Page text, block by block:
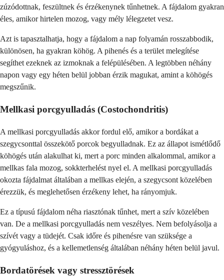
zúzódottnak, feszültnek és érzékenynek tűnhetnek. A fájdalom gyakran
éles, amikor hirtelen mozog, vagy mély lélegzetet vesz.
Azt is tapasztalhatja, hogy a fájdalom a nap folyamán rosszabbodik,
különösen, ha gyakran köhög. A pihenés és a terület melegítése
segíthet ezeknek az izmoknak a felépülésében. A legtöbben néhány
napon vagy egy héten belül jobban érzik magukat, amint a köhögés
megszűnik.
Mellkasi porcgyulladás (Costochondritis)
A mellkasi porcgyulladás akkor fordul elő, amikor a bordákat a
szegycsonttal összekötő porcok begyulladnak. Ez az állapot ismétlődő
köhögés után alakulhat ki, mert a porc minden alkalommal, amikor a
mellkas fala mozog, sokkterhelést nyel el. A mellkasi porcgyulladás
okozta fájdalmat általában a mellkas elején, a szegycsont közelében
érezzük, és meglehetősen érzékeny lehet, ha rányomjuk.
Ez a típusú fájdalom néha riasztónak tűnhet, mert a szív közelében
van. De a mellkasi porcgyulladás nem veszélyes. Nem befolyásolja a
szívét vagy a tüdejét. Csak időre és pihenésre van szüksége a
gyógyuláshoz, és a kellemetlenség általában néhány héten belül javul.
Bordatörések vagy stressztörések